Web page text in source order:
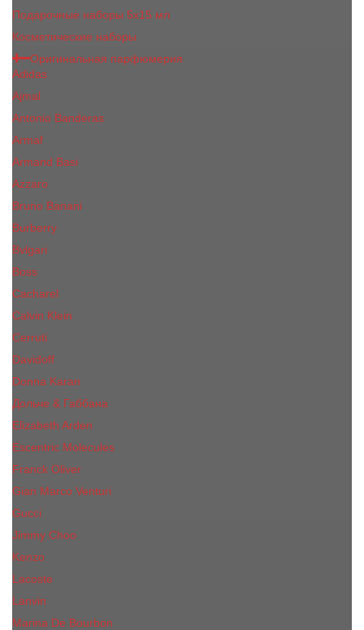
Подарочные наборы 5x15 мл
Косметические наборы
Оригинальная парфюмерия
Adidas
Ajmal
Antonio Banderas
Armaf
Armand Basi
Azzaro
Bruno Banani
Burberry
Bvlgari
Boss
Cacharel
Calvin Klein
Cerruti
Davidoff
Donna Karan
Дольче & Габбана
Elizabeth Arden
Escentric Molecules
Franck Oliver
Gian Marco Venturi
Gucci
Jimmy Choo
Kenzo
Lacoste
Lanvin
Marina De Bourbon